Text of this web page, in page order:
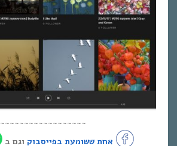
~~~~~~~~~~~~~~~~~~
אחת ששומעת בפייסבוק וגם ב